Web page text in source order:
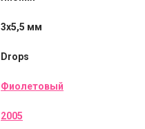
3х5,5 мм
Drops
Фиолетовый
2005